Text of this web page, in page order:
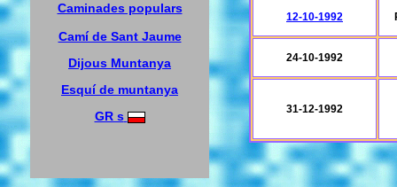
Caminades populars
Camí de Sant Jaume
Dijous Muntanya
Esquí de muntanya
GR s
12-10-1992
24-10-1992
31-12-1992